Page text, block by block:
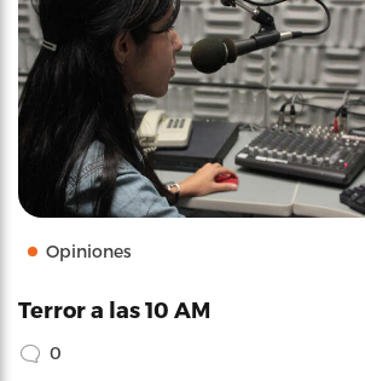
Opiniones
Terror a las 10 AM
0